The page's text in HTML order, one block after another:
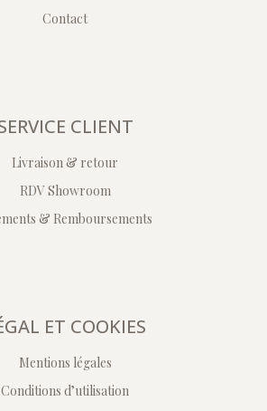
Contact
CLIENT
Livraison & retour
RDV Showroom
& Remboursements
ET COOKIES
Mentions légales
Conditions d’utilisation